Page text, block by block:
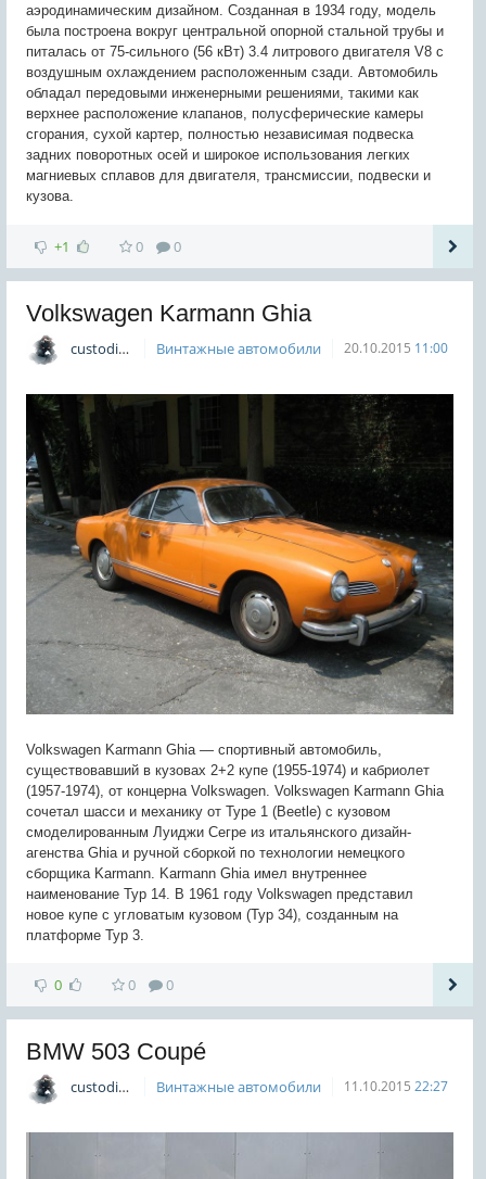
аэродинамическим дизайном. Созданная в 1934 году, модель
была построена вокруг центральной опорной стальной трубы и
питалась от 75-сильного (56 кВт) 3.4 литрового двигателя V8 с
воздушным охлаждением расположенным сзади. Автомобиль
обладал передовыми инженерными решениями, такими как
верхнее расположение клапанов, полусферические камеры
сгорания, сухой картер, полностью независимая подвеска
задних поворотных осей и широкое использования легких
магниевых сплавов для двигателя, трансмиссии, подвески и
кузова.
+1 0 0
Volkswagen Karmann Ghia
custodian Винтажные автомобили 20.10.2015 11:00
Volkswagen Karmann Ghia — спортивный автомобиль,
существовавший в кузовах 2+2 купе (1955-1974) и кабриолет
(1957-1974), от концерна Volkswagen. Volkswagen Karmann Ghia
сочетал шасси и механику от Type 1 (Beetle) с кузовом
смоделированным Луиджи Сегре из итальянского дизайн-
агенства Ghia и ручной сборкой по технологии немецкого
сборщика Karmann. Karmann Ghia имел внутреннее
наименование Typ 14. В 1961 году Volkswagen представил
новое купе с угловатым кузовом (Typ 34), созданным на
платформе Typ 3.
0 0 0
BMW 503 Coupé
custodian Винтажные автомобили 11.10.2015 22:27